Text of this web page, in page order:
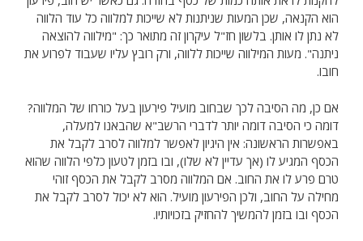
הוא הקנאה, שכן המעות שניתנות לא שייכות למלווה כל עוד הלווה
לא נתן לו אותן. בלשון חז"ל עיקרון זה מתואר כך: "מילווה להוצאה
ניתנה". מעות המילווה שייכות ללווה, ורק רובץ עליו שעבוד לפרוע את
חובו.
אם כן, מה הסיבה לכך שבחוב מועיל פירעון בעל כורחו של המלווה?
דומה כי הסיבה דומה יותר לדברי הרשב"א שהבאנו למעלה,
באפשרות הראשונה: אין היגיון לאפשר למלווה לסרב לקבל את
הכסף המגיע לו (אך עדיין לא שלו), ובו בזמן לטעון כלפי הלווה שהוא
טרם פרע לו את החוב. אם המלווה מסרב לקבל את הכסף זוהי
מחילה על החוב, ולכן הפירעון מועיל. הוא לא יכול לסרב לקבל את
הכסף ובו בזמן להמשיך להחזיק בזכויותיו.